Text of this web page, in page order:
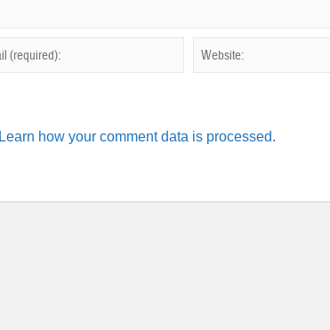
Learn how your comment data is processed.